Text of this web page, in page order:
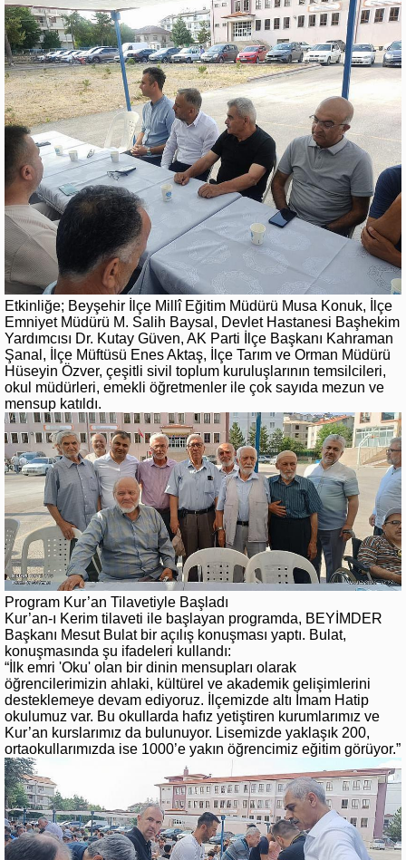
Etkinliğe; Beyşehir İlçe Millî Eğitim Müdürü Musa Konuk, İlçe
Emniyet Müdürü M. Salih Baysal, Devlet Hastanesi Başhekim
Yardımcısı Dr. Kutay Güven, AK Parti İlçe Başkanı Kahraman
Şanal, İlçe Müftüsü Enes Aktaş, İlçe Tarım ve Orman Müdürü
Hüseyin Özver, çeşitli sivil toplum kuruluşlarının temsilcileri,
okul müdürleri, emekli öğretmenler ile çok sayıda mezun ve
mensup katıldı.
Program Kur’an Tilavetiyle Başladı
Kur’an-ı Kerim tilaveti ile başlayan programda, BEYİMDER
Başkanı Mesut Bulat bir açılış konuşması yaptı. Bulat,
konuşmasında şu ifadeleri kullandı:
“İlk emri 'Oku' olan bir dinin mensupları olarak
öğrencilerimizin ahlaki, kültürel ve akademik gelişimlerini
desteklemeye devam ediyoruz. İlçemizde altı İmam Hatip
okulumuz var. Bu okullarda hafız yetiştiren kurumlarımız ve
Kur’an kurslarımız da bulunuyor. Lisemizde yaklaşık 200,
ortaokullarımızda ise 1000’e yakın öğrencimiz eğitim görüyor.”